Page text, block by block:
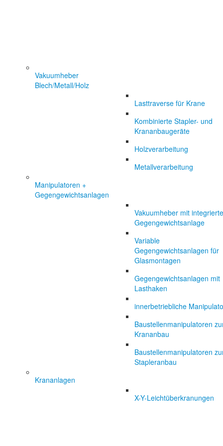
Vakuumheber
Blech/Metall/Holz
Lasttraverse für Krane
Kombinierte Stapler- und
Krananbaugeräte
Holzverarbeitung
Metallverarbeitung
Manipulatoren +
Gegengewichtsanlagen
Vakuumheber mit
Gegengewichtsanlage
Variable
Gegengewichtsanlagen für
Glasmontagen
Gegengewichtsanlagen mit
Lasthaken
innerbetriebliche
Baustellenmanipulatoren
Krananbau
Baustellenmanipulatoren
Stapleranbau
Krananlagen
X-Y-Leichtüberkranungen